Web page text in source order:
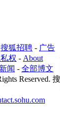
搜狐招聘 - 广告
权 - About
闻 - 全部博文
Reserved. 搜